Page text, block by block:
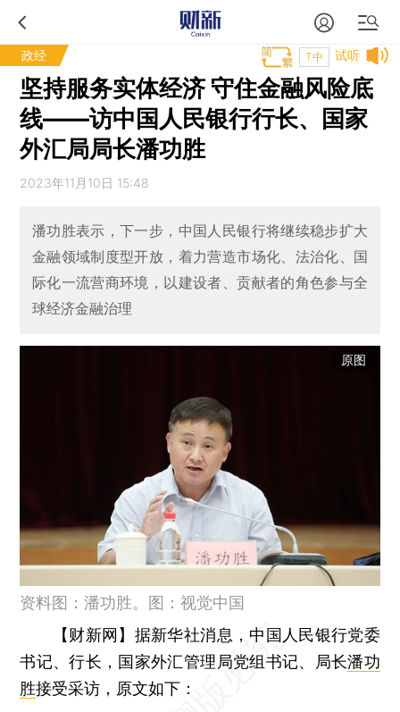
政经 试听
T中
坚持服务实体经济 守住金融风险底
线——访中国人民银行行长、国家
外汇局局长潘功胜
2023年11月10日 15:48
潘功胜表示，下一步，中国人民银行将继续稳步扩大
金融领域制度型开放，着力营造市场化、法治化、国
际化一流营商环境，以建设者、贡献者的角色参与全
球经济金融治理
原图
资料图：潘功胜。图：视觉中国
【财新网】 据新华社消息，中国人民银行党委
书记、行长，国家外汇管理局党组书记、局长潘功
胜接受采访，原文如下：